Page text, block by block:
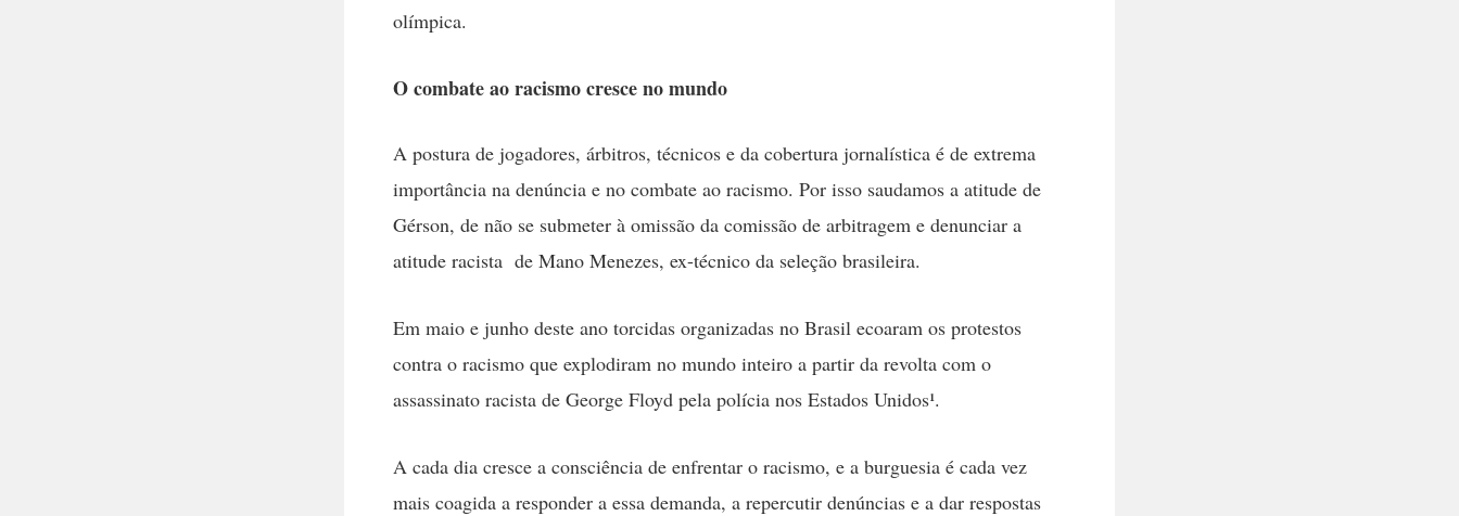
olímpica.
O combate ao racismo cresce no mundo
A postura de jogadores, árbitros, técnicos e da cobertura jornalística é de extrema
importância na denúncia e no combate ao racismo. Por isso saudamos a atitude de
Gérson, de não se submeter à omissão da comissão de arbitragem e denunciar a
atitude racista de Mano Menezes, ex-técnico da seleção brasileira.
Em maio e junho deste ano torcidas organizadas no Brasil ecoaram os protestos
contra o racismo que explodiram no mundo inteiro a partir da revolta com o
assassinato racista de George Floyd pela polícia nos Estados Unidos¹.
A cada dia cresce a consciência de enfrentar o racismo, e a burguesia é cada vez
mais coagida a responder a essa demanda, a repercutir denúncias e a dar respostas